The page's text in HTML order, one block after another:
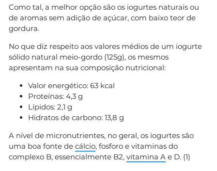
Como tal, a melhor opção são os iogurtes naturais ou
de aromas sem adição de açúcar, com baixo teor de
gordura.
No que diz respeito aos valores médios de um iogurte
sólido natural meio-gordo (125g), os mesmos
apresentam na sua composição nutricional:
Valor energético: 63 kcal
Proteínas: 4,3 g
Lípidos: 2,1 g
Hidratos de carbono: 13,8 g
A nível de micronutrientes, no geral, os iogurtes são
uma boa fonte de cálcio, fosforo e vitaminas do
complexo B, essencialmente B2, vitamina A e D. (1)